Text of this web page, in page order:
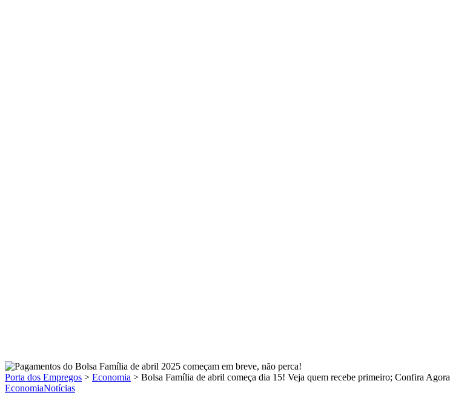
Porta dos Empregos > Economia > Bolsa Família de abril começa dia 15! Veja quem recebe primeiro; Confira Agora
EconomiaNotícias